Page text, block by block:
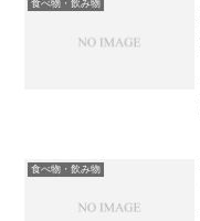
食べ物・飲み物
食べ物・飲み物